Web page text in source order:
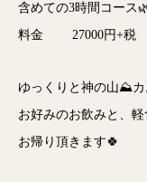
含めての3時間コース
料金 27000円+税
ゆっくりと神の山⛰カ
お好みのお飲みと、
お帰り頂きます🍀